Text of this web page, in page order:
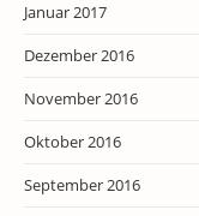
Januar 2017
Dezember 2016
November 2016
Oktober 2016
September 2016